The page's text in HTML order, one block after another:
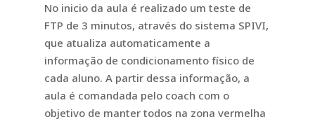
No inicio da aula é realizado um teste de
FTP de 3 minutos, através do sistema SPIVI,
que atualiza automaticamente a
informação de condicionamento físico de
cada aluno. A partir dessa informação, a
aula é comandada pelo coach com o
objetivo de manter todos na zona vermelha